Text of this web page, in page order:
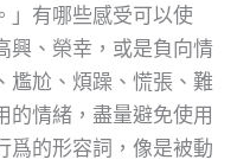
」有哪些感受可以使
興、榮幸，或是負向情
尷尬、煩躁、慌張、難
的情緒，盡量避免使用
爲的形容詞，像是被動